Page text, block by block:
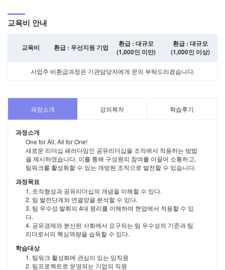
교육비 안내
교육비 환급 : 우선지원 기업
환급 : 대규모
(1,000인 미만)
환급 : 대규모
(1,000인 이상)
사업주 비환급과정은 기관담당자에게 문의 부탁드리겠습니다.
과정소개 강의목차 학습후기
과정소개
One for All, All for One!
새로운 리더십 패러다임인 공유리더십을 조직에서 적용하는 방법
을 제시하였습니다. 이를 통해 구성원의 참여를 이끌어 소통하고,
팀워크를 활성화할 수 있는 개방된 조직으로 발전할 수 있습니다.
과정목표
1. 조직형성과 공유리더십의 개념을 이해할 수 있다.
2. 팀 발전단계와 연결망을 분석할 수 있다.
3. 팀 우수성 발휘의 4대 원리를 이해하여 현업에서 적용할 수 있
다.
4. 공유경제와 분산된 사회에서 요구되는 팀 우수성의 기준과 팀
리더로서의 핵심역량을 습득할 수 있다.
학습대상
1. 팀워크 활성화에 관심이 있는 임직원
2. 팀프로젝트로 운영되는 기업의 직원